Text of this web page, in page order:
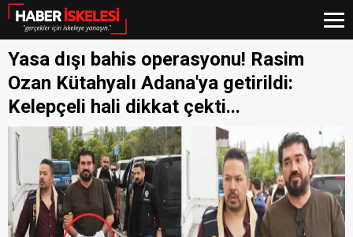
Yasa dışı bahis operasyonu! Rasim
Ozan Kütahyalı Adana'ya getirildi:
Kelepçeli hali dikkat çekti...